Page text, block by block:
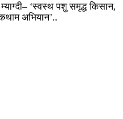
‘स्वस्थ पशु समृद्ध किसान,
अभियान’..